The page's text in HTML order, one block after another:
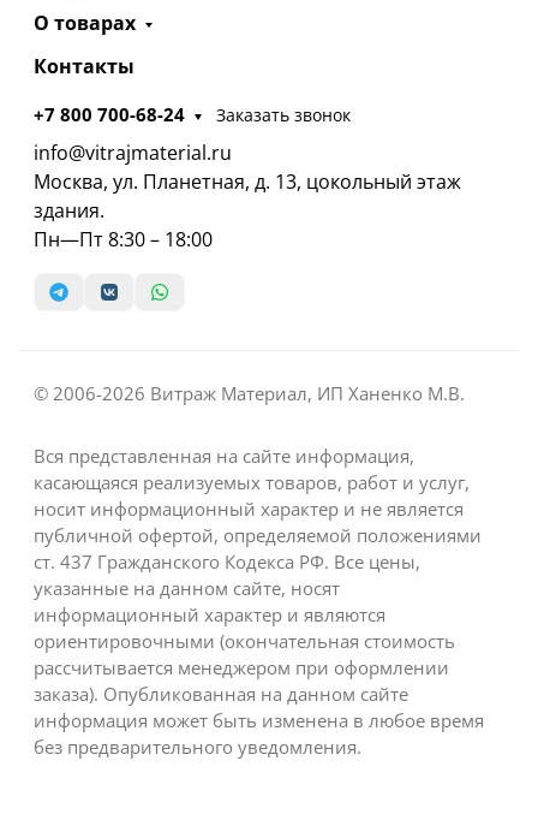
О товарах
Контакты
+7 800 700-68-24 Заказать звонок
info@vitrajmaterial.ru
Москва, ул. Планетная, д. 13, цокольный этаж
здания.
Пн—Пт 8:30 – 18:00
© 2006-2026 Витраж Материал, ИП Ханенко М.В.
Вся представленная на сайте информация,
касающаяся реализуемых товаров, работ и услуг,
носит информационный характер и не является
публичной офертой, определяемой положениями
ст. 437 Гражданского Кодекса РФ. Все цены,
указанные на данном сайте, носят
информационный характер и являются
ориентировочными (окончательная стоимость
рассчитывается менеджером при оформлении
заказа). Опубликованная на данном сайте
информация может быть изменена в любое время
без предварительного уведомления.